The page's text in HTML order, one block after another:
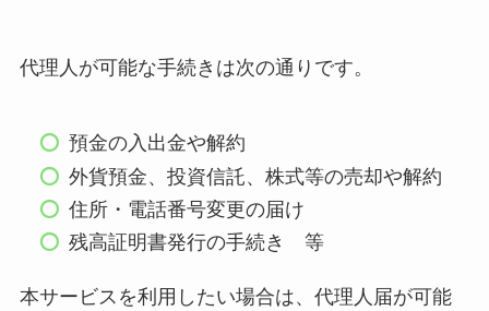
代理人が可能な手続きは次の通りです。
預金の入出金や解約
外貨預金、投資信託、株式等の売却や解約
住所・電話番号変更の届け
残高証明書発行の手続き 等
本サービスを利用したい場合は、代理人届が可能